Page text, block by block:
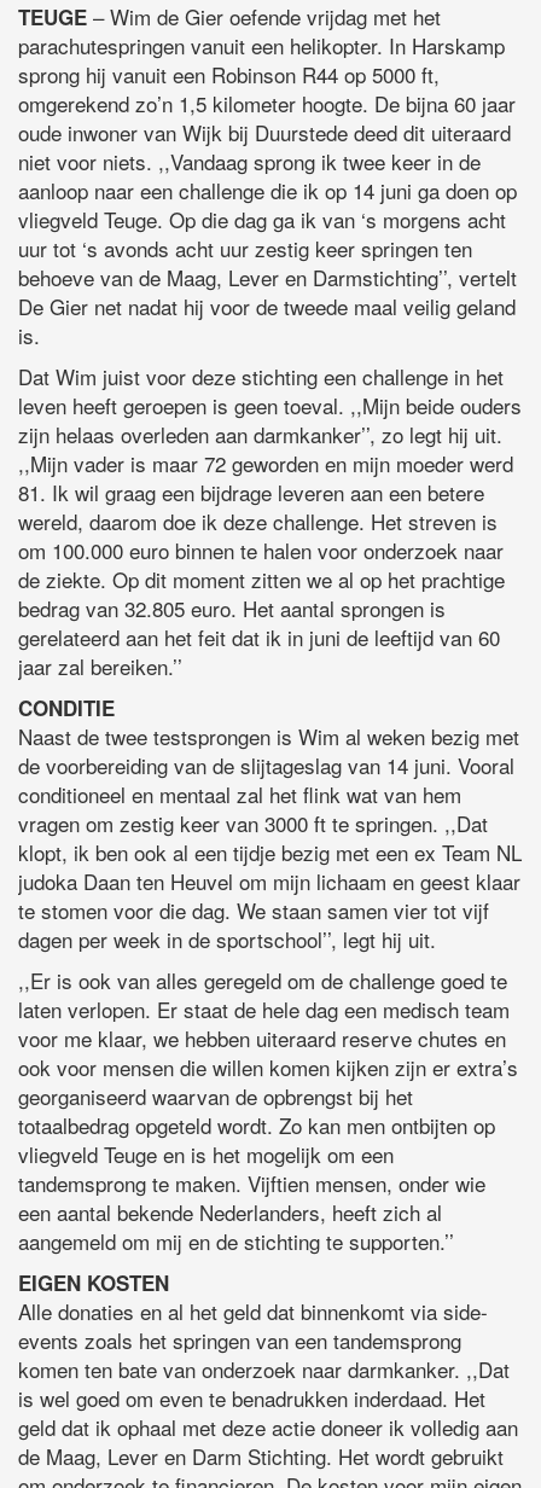
TEUGE – Wim de Gier oefende vrijdag met het
parachutespringen vanuit een helikopter. In Harskamp
sprong hij vanuit een Robinson R44 op 5000 ft,
omgerekend zo’n 1,5 kilometer hoogte. De bijna 60 jaar
oude inwoner van Wijk bij Duurstede deed dit uiteraard
niet voor niets. ,,Vandaag sprong ik twee keer in de
aanloop naar een challenge die ik op 14 juni ga doen op
vliegveld Teuge. Op die dag ga ik van ‘s morgens acht
uur tot ‘s avonds acht uur zestig keer springen ten
behoeve van de Maag, Lever en Darmstichting’’, vertelt
De Gier net nadat hij voor de tweede maal veilig geland
is.
Dat Wim juist voor deze stichting een challenge in het
leven heeft geroepen is geen toeval. ,,Mijn beide ouders
zijn helaas overleden aan darmkanker’’, zo legt hij uit.
,,Mijn vader is maar 72 geworden en mijn moeder werd
81. Ik wil graag een bijdrage leveren aan een betere
wereld, daarom doe ik deze challenge. Het streven is
om 100.000 euro binnen te halen voor onderzoek naar
de ziekte. Op dit moment zitten we al op het prachtige
bedrag van 32.805 euro. Het aantal sprongen is
gerelateerd aan het feit dat ik in juni de leeftijd van 60
jaar zal bereiken.’’
CONDITIE
Naast de twee testsprongen is Wim al weken bezig met
de voorbereiding van de slijtageslag van 14 juni. Vooral
conditioneel en mentaal zal het flink wat van hem
vragen om zestig keer van 3000 ft te springen. ,,Dat
klopt, ik ben ook al een tijdje bezig met een ex Team NL
judoka Daan ten Heuvel om mijn lichaam en geest klaar
te stomen voor die dag. We staan samen vier tot vijf
dagen per week in de sportschool’’, legt hij uit.
,,Er is ook van alles geregeld om de challenge goed te
laten verlopen. Er staat de hele dag een medisch team
voor me klaar, we hebben uiteraard reserve chutes en
ook voor mensen die willen komen kijken zijn er extra’s
georganiseerd waarvan de opbrengst bij het
totaalbedrag opgeteld wordt. Zo kan men ontbijten op
vliegveld Teuge en is het mogelijk om een
tandemsprong te maken. Vijftien mensen, onder wie
een aantal bekende Nederlanders, heeft zich al
aangemeld om mij en de stichting te supporten.’’
EIGEN KOSTEN
Alle donaties en al het geld dat binnenkomt via side-
events zoals het springen van een tandemsprong
komen ten bate van onderzoek naar darmkanker. ,,Dat
is wel goed om even te benadrukken inderdaad. Het
geld dat ik ophaal met deze actie doneer ik volledig aan
de Maag, Lever en Darm Stichting. Het wordt gebruikt